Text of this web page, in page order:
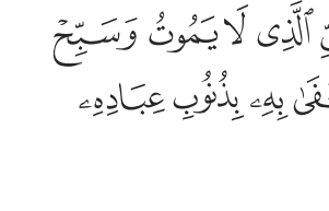
يموت وسبح بحمده وكفى به بذنوب عباده خبيرا
وَسَبِّحْ بِحَمْدِهِۦ ۚ وَكَفَىٰ بِهِۦ بِذُنُوبِ عِبَادِهِۦﱙﱚﱛﱜ
ﱠﱡﱢ